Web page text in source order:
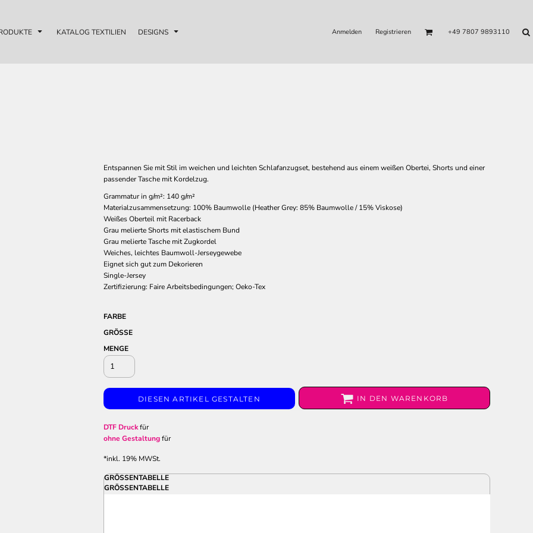
KATALOG TEXTILIEN DESIGNS Anmelden Registrieren +49 7807 9893110
Entspannen Sie mit Stil im weichen und leichten Schlafanzugset, bestehend aus einem weißen Obertei, Shorts und einer
passender Tasche mit Kordelzug.
Grammatur in g/m²: 140 g/m²
Materialzusammensetzung: 100% Baumwolle (Heather Grey: 85% Baumwolle / 15% Viskose)
Weißes Oberteil mit Racerback
Grau melierte Shorts mit elastischem Bund
Grau melierte Tasche mit Zugkordel
Weiches, leichtes Baumwoll-Jerseygewebe
Eignet sich gut zum Dekorieren
Single-Jersey
Zertifizierung: Faire Arbeitsbedingungen; Oeko-Tex
FARBE
GRÖSSE
MENGE
DIESEN ARTIKEL GESTALTEN IN DEN WARENKORB
DTF Druckfür
ohne Gestaltungfür
*inkl. 19% MWSt.
GRÖSSENTABELLE
GRÖSSENTABELLE